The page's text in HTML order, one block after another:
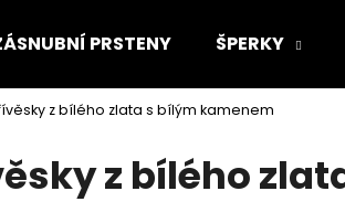
PRSTENY ŠPERKY
z bílého zlata s bílým kamenem
z bílého
najít?